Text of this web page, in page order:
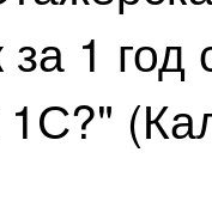
1 год
1С?"